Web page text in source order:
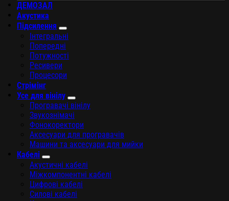
ДЕМОЗАЛ
Акустика
Підсилення
Інтегральні
Попередні
Потужності
Ресивери
Процесори
Стрімінг
Усе для вінілу
Програвачі вінілу
Звукознімачі
Фонокоректори
Аксесуари для програвачів
Машини та аксесуари для мийки
Кабелі
Акустичні кабелі
Міжкомпонентні кабелі
Цифрові кабелі
Силові кабелі